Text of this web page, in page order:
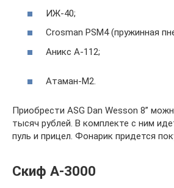
ИЖ-40;
Crosman PSM4 (пружинная
Аникс А-112;
Атаман-М2.
Приобрести ASG Dan Wesson 8”
тысяч рублей. В комплекте с ним
пуль и прицел. Фонарик придется
Скиф А-3000